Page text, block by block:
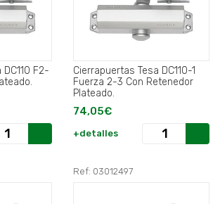
F2-
Cierrapuertas Tesa DC110-1
Fuerza 2-3 Con Retenedor
Plateado.
74,05€
+detalles
Ref: 03012497